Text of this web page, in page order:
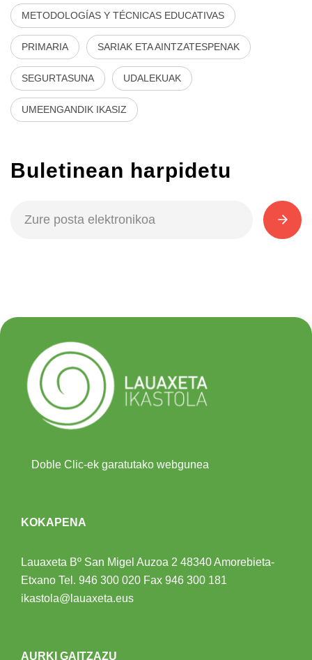
METODOLOGÍAS Y TÉCNICAS EDUCATIVAS
PRIMARIA SARIAK ETA AINTZATESPENAK
SEGURTASUNA UDALEKUAK
UMEENGANDIK IKASIZ
Buletinean harpidetu
Doble Clic-ek garatutako webgunea
KOKAPENA
Lauaxeta Bº San Migel Auzoa 2 48340 Amorebieta-
Etxano Tel. 946 300 020 Fax 946 300 181
ikastola@lauaxeta.eus
AURKI GAITZAZU